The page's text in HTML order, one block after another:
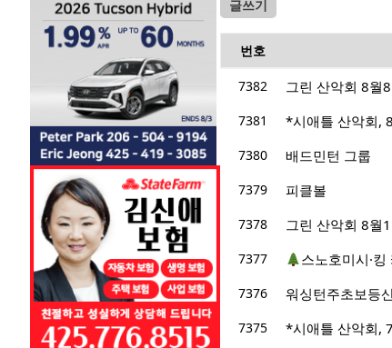
글쓰기
번호
7382 그린 산악회 8월
7381
*시애틀 산악회,
7380
배드민턴 그룹
7379
피클볼
7378
그린 산악회 8월
7377
스노호미시·
7376
워싱턴주초보등
7375
*시애틀 산악회,